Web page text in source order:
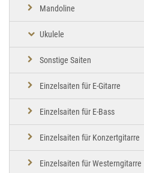
Mandoline
Ukulele
Sonstige Saiten
Einzelsaiten für E-Gitarre
Einzelsaiten für E-Bass
Einzelsaiten für Konzertgitarre
Einzelsaiten für Westerngitarre